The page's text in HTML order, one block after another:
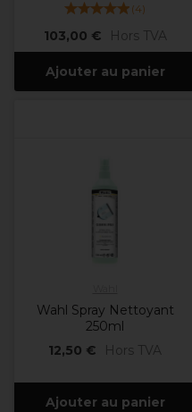
(4)
103,00 € Hors TVA
Ajouter au panier
Wahl Spray Nettoyant
250ml
12,50 €
Hors TVA
Ajouter au panier